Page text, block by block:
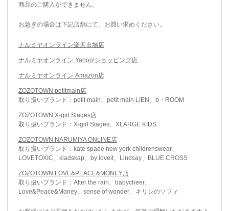
商品のご購入ができません。
お急ぎの場合は下記店舗にて、お買い求めください。
ナルミヤオンライン楽天市場店
ナルミヤオンライン Yahoo!ショッピング店
ナルミヤオンライン Amazon店
ZOZOTOWN petitmain店
取り扱いブランド：petit main、petit main LIEN、b・ROOM
ZOZOTOWN X-girl Stages店
取り扱いブランド：X-girl Stages、XLARGE KIDS
ZOZOTOWN NARUMIYA ONLINE店
取り扱いブランド：kate spade new york childrenswear、
LOVETOXIC、kladskap、by loveit、Lindsay、BLUE CROSS
ZOZOTOWN LOVE&PEACE&MONEY店
取り扱いブランド：After the rain、babycheer、
Love&Peace&Money、sense of wonder、キリンのソフィ